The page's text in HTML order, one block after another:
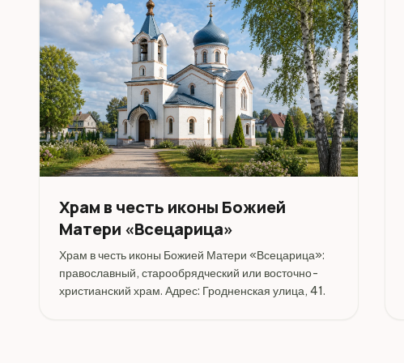
Храм в честь иконы Божией
Матери «Всецарица»
Храм в честь иконы Божией Матери «Всецарица»:
православный, старообрядческий или восточно-
христианский храм. Адрес: Гродненская улица, 41.